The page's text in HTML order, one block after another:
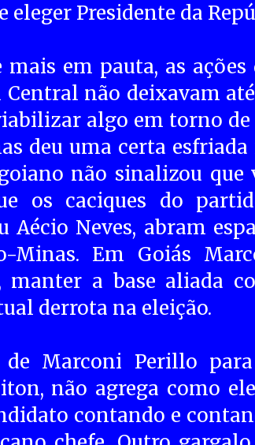
eleger Presidente da
mais em pauta, as
Central não deixavam
algo em torno
deu uma certa
não sinalizou que
os caciques do
Neves, abram
Minas. Em Goiás
manter a base aliada
derrota na eleição.
Marconi Perillo
não agrega como
contando e